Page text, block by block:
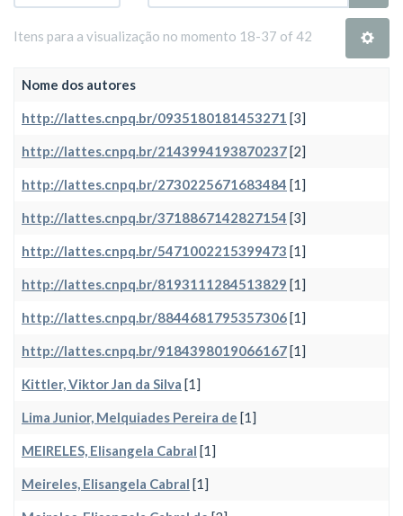
Itens para a visualização no momento 18-37 of 42
Nome dos autores
http://lattes.cnpq.br/0935180181453271 [3]
http://lattes.cnpq.br/2143994193870237[2]
http://lattes.cnpq.br/2730225671683484 [1]
http://lattes.cnpq.br/3718867142827154 [3]
http://lattes.cnpq.br/5471002215399473 [1]
http://lattes.cnpq.br/8193111284513829 [1]
http://lattes.cnpq.br/8844681795357306[1]
http://lattes.cnpq.br/9184398019066167[1]
Kittler, Viktor Jan da Silva [1]
Lima Junior, Melquiades Pereira de [1]
MEIRELES, Elisangela Cabral [1]
Meireles, Elisangela Cabral [1]